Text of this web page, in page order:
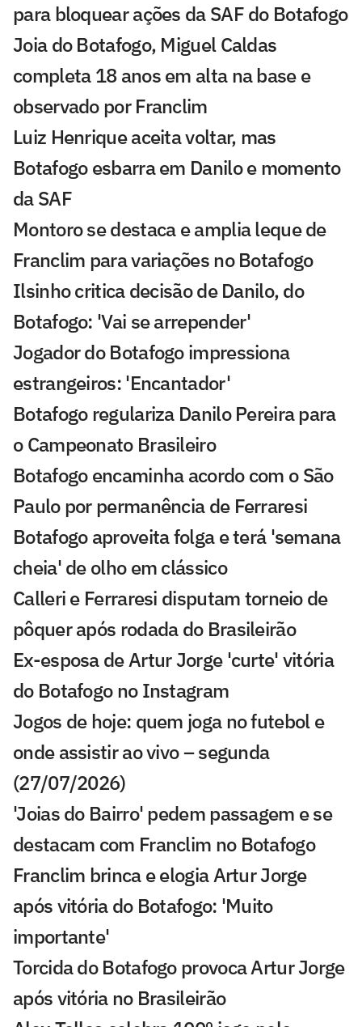
para bloquear ações da SAF do Botafogo
Joia do Botafogo, Miguel Caldas
completa 18 anos em alta na base e
observado por Franclim
Luiz Henrique aceita voltar, mas
Botafogo esbarra em Danilo e momento
da SAF
Montoro se destaca e amplia leque de
Franclim para variações no Botafogo
Ilsinho critica decisão de Danilo, do
Botafogo: 'Vai se arrepender'
Jogador do Botafogo impressiona
estrangeiros: 'Encantador'
Botafogo regulariza Danilo Pereira para
o Campeonato Brasileiro
Botafogo encaminha acordo com o São
Paulo por permanência de Ferraresi
Botafogo aproveita folga e terá 'semana
cheia' de olho em clássico
Calleri e Ferraresi disputam torneio de
pôquer após rodada do Brasileirão
Ex-esposa de Artur Jorge 'curte' vitória
do Botafogo no Instagram
Jogos de hoje: quem joga no futebol e
onde assistir ao vivo – segunda
(27/07/2026)
'Joias do Bairro' pedem passagem e se
destacam com Franclim no Botafogo
Franclim brinca e elogia Artur Jorge
após vitória do Botafogo: 'Muito
importante'
Torcida do Botafogo provoca Artur Jorge
após vitória no Brasileirão